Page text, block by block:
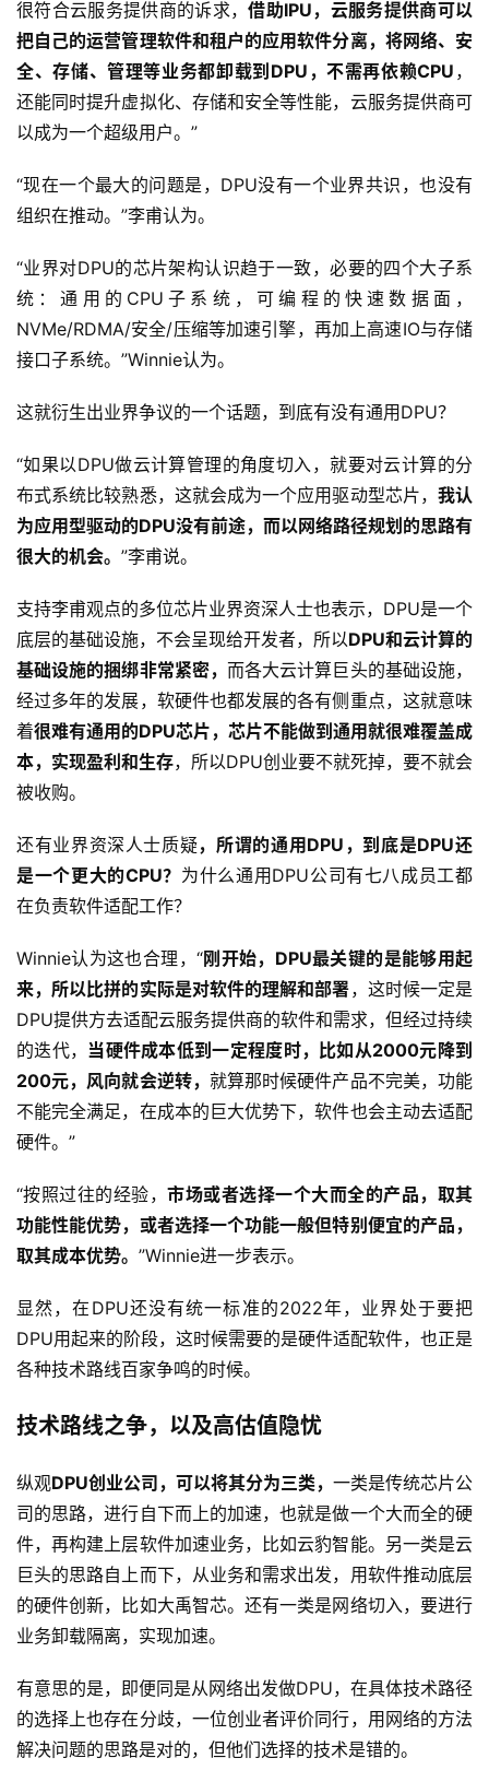
计
算
未
来
疗
能
驾
驶
慧
市
更
多
容
登录 注册
很符合云服务提供商的诉求，借助IPU，云服务提供商可以
把自己的运营管理软件和租户的应用软件分离，将网络、安
全、存储、管理等业务都卸载到DPU，不需再依赖CPU ，
还能同时提升虚拟化、存储和安全等性能，云服务提供商可
以成为一个超级用户。”
“现在一个最大的问题是，DPU没有一个业界共识，也没有
组织在推动。”李甫认为。
“业界对DPU的芯片架构认识趋于一致，必要的四个大子系
统：通用的CPU子系统，可编程的快速数据面，
NVMe/RDMA/安全/压缩等加速引擎，再加上高速IO与存储
接口子系统。”Winnie认为。
这就衍生出业界争议的一个话题，到底有没有通用DPU？
“如果以DPU做云计算管理的角度切入，就要对云计算的分
布式系统比较熟悉，这就会成为一个应用驱动型芯片， 我认
为应用型驱动的DPU没有前途，而以网络路径规划的思路有
很大的机会。 ”李甫说。
支持李甫观点的多位芯片业界资深人士也表示，DPU是一个
底层的基础设施，不会呈现给开发者，所以DPU和云计算的
基础设施的捆绑非常紧密， 而各大云计算巨头的基础设施，
经过多年的发展，软硬件也都发展的各有侧重点，这就意味
着很难有通用的DPU芯片，芯片不能做到通用就很难覆盖成
本，实现盈利和生存，所以DPU创业要不就死掉，要不就会
被收购。
还有业界资深人士质疑，所谓的通用DPU，到底是DPU还
是一个更大的CPU？ 为什么通用DPU公司有七八成员工都
在负责软件适配工作？
Winnie认为这也合理，“刚开始，DPU最关键的是能够用起
来，所以比拼的实际是对软件的理解和部署，这时候一定是
DPU提供方去适配云服务提供商的软件和需求，但经过持续
的迭代， 当硬件成本低到一定程度时，比如从2000元降到
200元，风向就会逆转， 就算那时候硬件产品不完美，功能
不能完全满足，在成本的巨大优势下，软件也会主动去适配
硬件。”
“按照过往的经验，市场或者选择一个大而全的产品，取其
功能性能优势，或者选择一个功能一般但特别便宜的产品，
取其成本优势。 ”Winnie进一步表示。
显然，在DPU还没有统一标准的2022年，业界处于要把
DPU用起来的阶段，这时候需要的是硬件适配软件，也正是
各种技术路线百家争鸣的时候。
技术路线之争，以及高估值隐忧
纵观DPU创业公司，可以将其分为三类， 一类是传统芯片公
司的思路，进行自下而上的加速，也就是做一个大而全的硬
件，再构建上层软件加速业务，比如云豹智能。另一类是云
巨头的思路自上而下，从业务和需求出发，用软件推动底层
的硬件创新，比如大禹智芯。还有一类是网络切入，要进行
业务卸载隔离，实现加速。
有意思的是，即便同是从网络出发做DPU，在具体技术路径
的选择上也存在分歧，一位创业者评价同行，用网络的方法
解决问题的思路是对的，但他们选择的技术是错的。